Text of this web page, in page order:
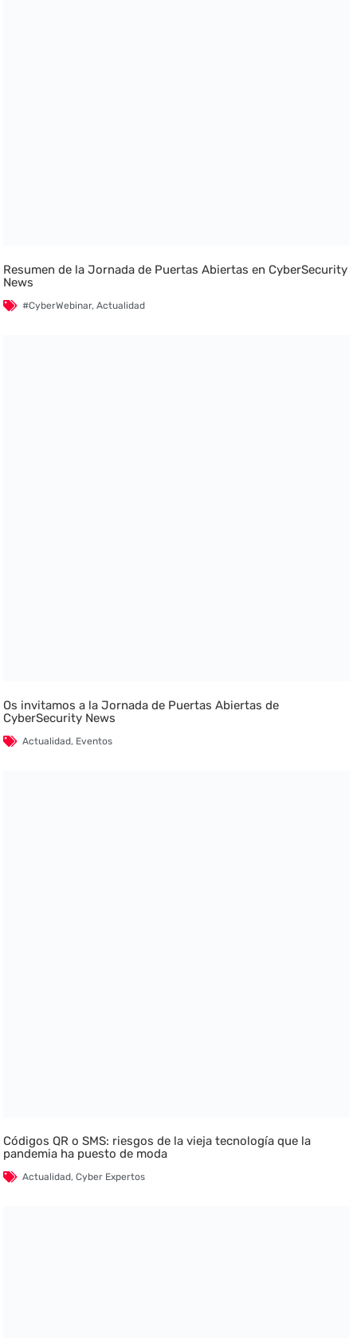
Resumen de la Jornada de Puertas Abiertas en CyberSecurity
News
#CyberWebinar,Actualidad
Os invitamos a la Jornada de Puertas Abiertas de
CyberSecurity News
Actualidad, Eventos
Códigos QR o SMS: riesgos de la vieja tecnología que la
pandemia ha puesto de moda
Actualidad,Cyber Expertos